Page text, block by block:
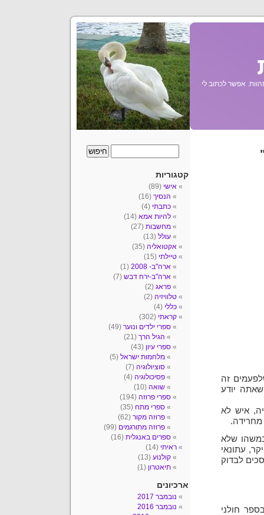
אפשר לכתוב לי
זה
יודע
איש לא
מחרידה.
במשהו שלא
עתונאי
לבדוק
חולני
קטגוריות
אישי (89)
הנסיך (16)
כתבתי (4)
להיות אמא (14)
מחשבות (27)
עולל (13)
אקטואליה (35)
טיילתי (15)
ארה"ב- 2008
(1)
ארה"ב-ירח דבש (7)
פראג (2)
טלוויזיה (2)
כללי (4)
קראתי (302)
ספרי ילדים ונוער (49)
הגיל הרך (21)
ספרי עיון (43)
מלחמות ישראל (5)
סוציולוגיה (7)
פסיכולוגיה (4)
שואה (10)
ספרי פרוזה (194)
ספרי מתח (35)
פרוזה מקור (62)
פרוזה מתורגמים (99)
ספרים באנגלית (16)
ראיתי (14)
קולנוע (13)
תיאטרון (1)
ארכיונים
נובמבר 2017
נובמבר 2016